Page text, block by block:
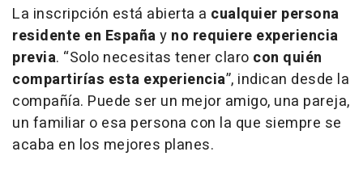
La inscripción está abierta a cualquier persona
residente en Españay no requiere experiencia
previa. “Solo necesitas tener claro con quién
compartirías esta experiencia”, indican desde la
compañía. Puede ser un mejor amigo, una pareja,
un familiar o esa persona con la que siempre se
acaba en los mejores planes.